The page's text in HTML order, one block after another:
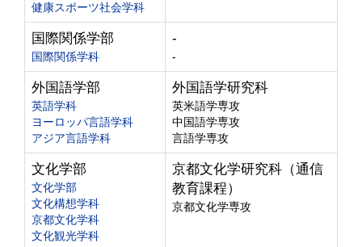
健康スポーツ社会学科
国際関係学部
国際関係学科
-
-
外国語学部
英語学科
ヨーロッパ言語学科
アジア言語学科
外国語学研究科
英米語学専攻
中国語学専攻
言語学専攻
文化学部
文化学部
文化構想学科
京都文化学科
文化観光学科
京都文化学研究科（通信
教育課程）
京都文化学専攻